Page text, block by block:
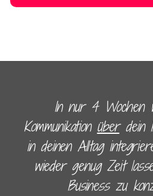
In nur 4 Wochen
Kommunikation überdein
in deinen Alltag
wieder genug Zeit
Business zu